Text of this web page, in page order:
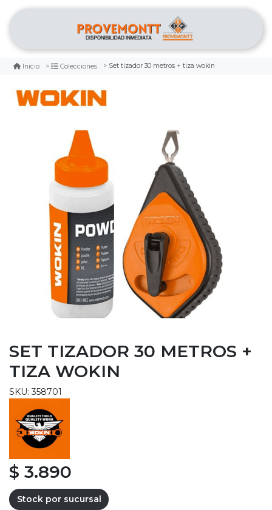
Inicio Colecciones Set tizador 30 metros + tiza wokin
SET TIZADOR 30 METROS +
TIZA WOKIN
SKU: 358701
$ 3.890
Stock por sucursal